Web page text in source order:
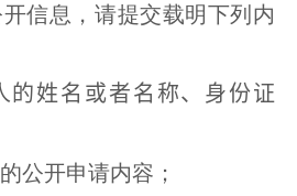
信息，请提交载明下列内
的姓名 或者名称、身份证
公开申请内容；